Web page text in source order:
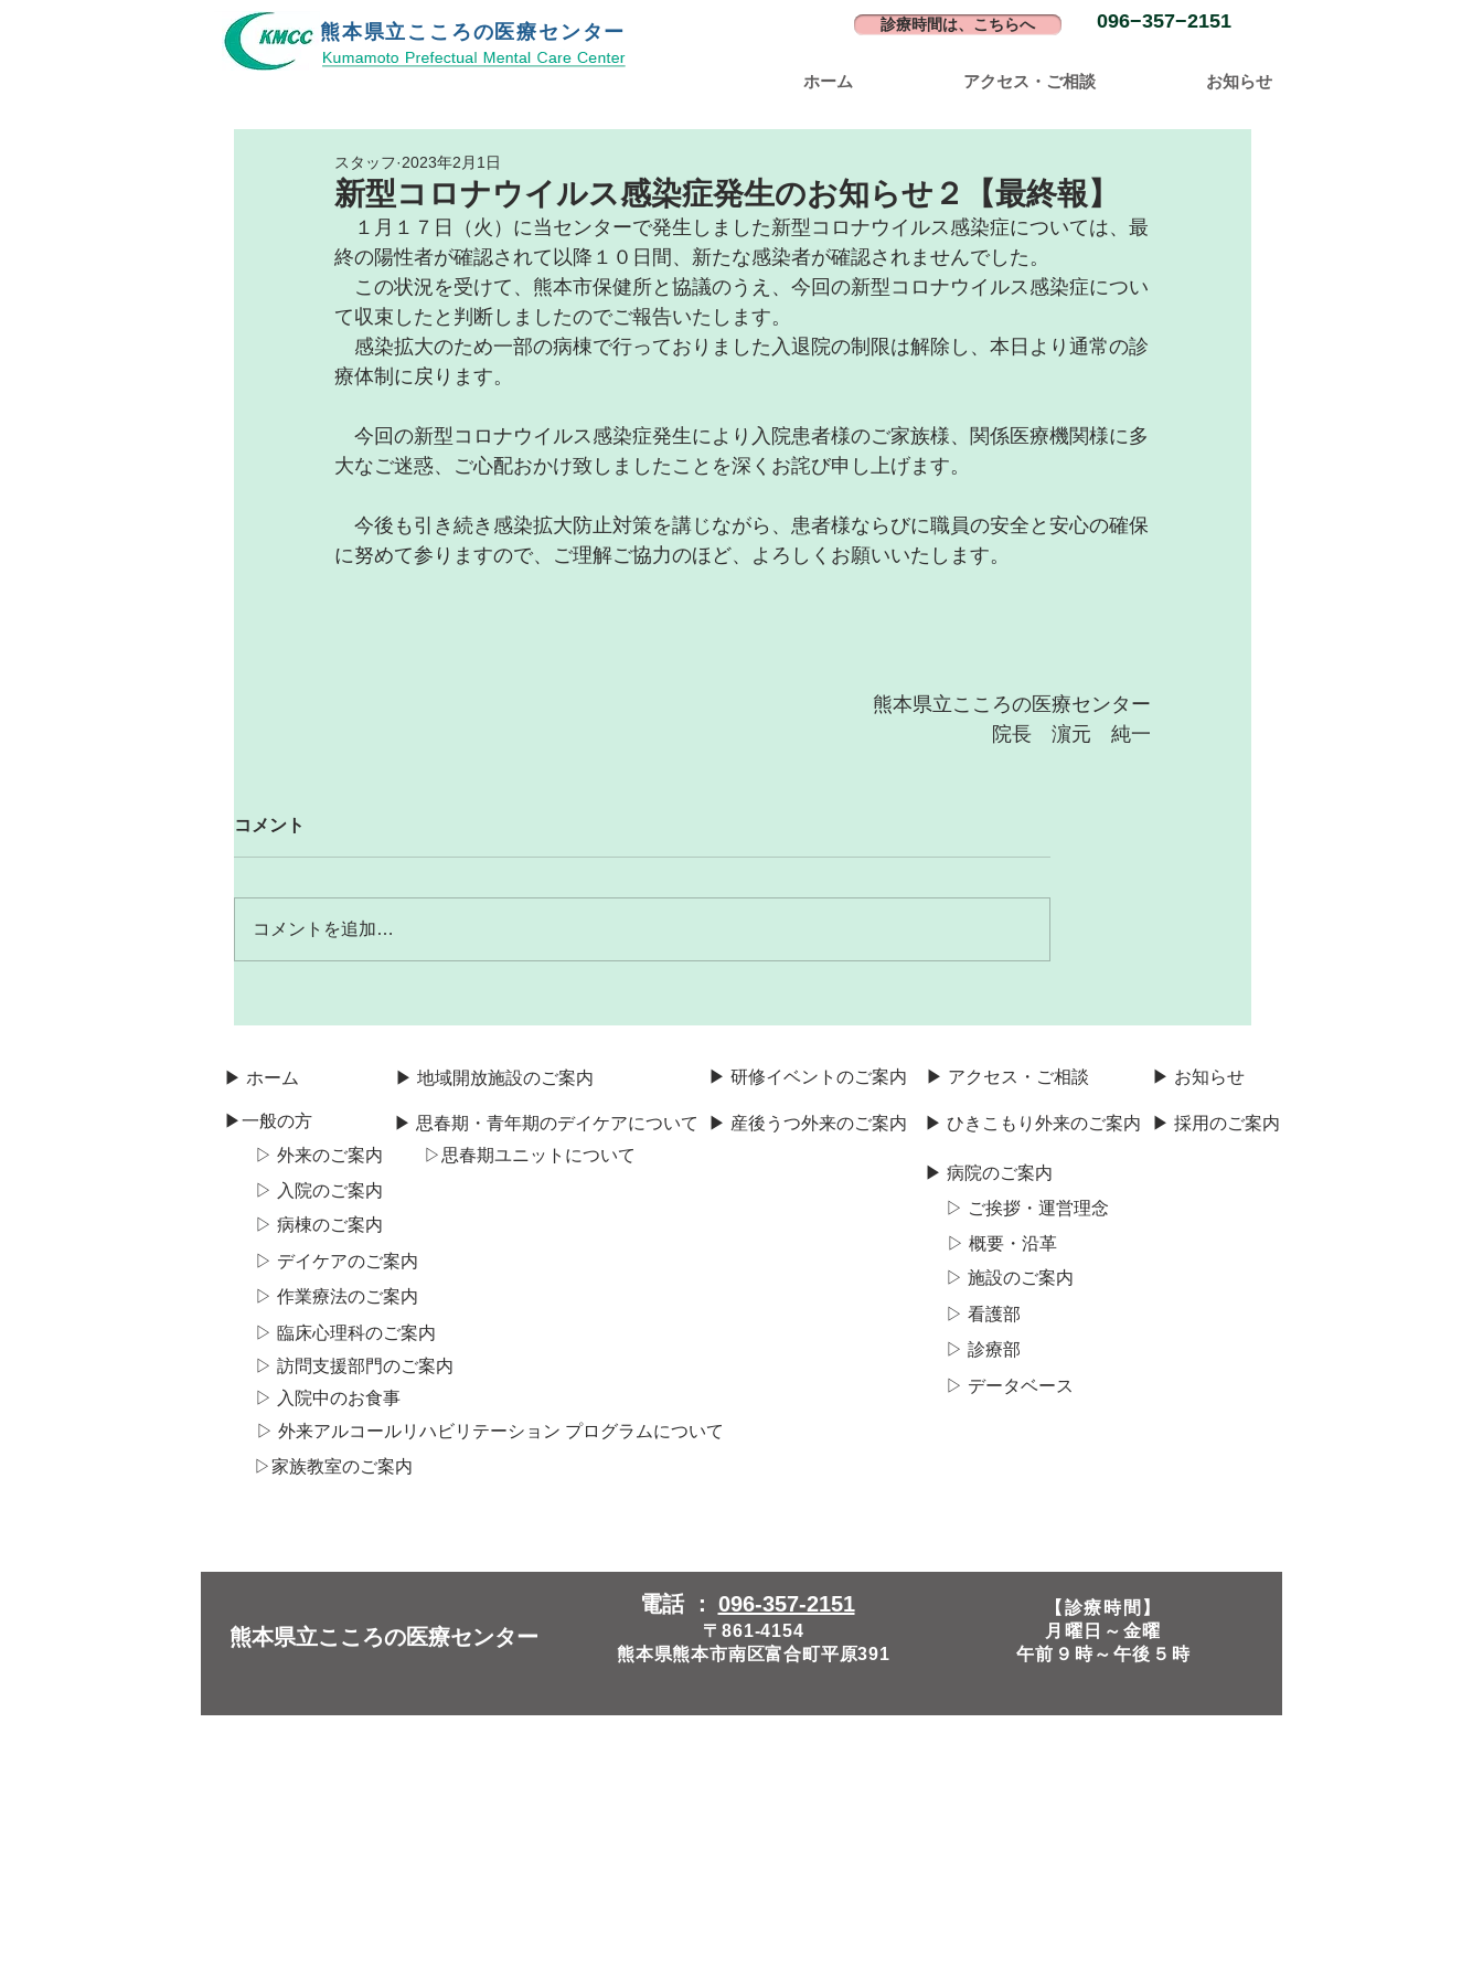
熊本県立​こころの医療センター 診療時間は、こちらへ 096−357−2151
ホーム アクセス・ご相談 お知らせ
新型コロナウイルス感染症発生のお知らせ２【最終報】
スタッフ 2023年2月1日
１月１７日（火）に当センターで発生しました新型コロナウイルス感染症については、最
終の陽性者が確認されて以降１０日間、新たな感染者が確認されませんでした。
この状況を受けて、熊本市保健所と協議のうえ、今回の新型コロナウイルス感染症につい
て収束したと判断しましたのでご報告いたします。
感染拡大のため一部の病棟で行っておりました入退院の制限は解除し、本日より通常の診
療体制に戻ります。
今回の新型コロナウイルス感染症発生により入院患者様のご家族様、関係医療機関様に多
大なご迷惑、ご心配おかけ致しましたことを深くお詫び申し上げます。
今後も引き続き感染拡大防止対策を講じながら、患者様ならびに職員の安全と安心の確保
に努めて参りますので、ご理解ご協力のほど、よろしくお願いいたします。
熊本県立こころの医療センター
院長　濵元　純一
コメント
コメントを追加…
▶ ホーム ▶ 地域開放施設のご案内
▶ 思春期・青年期のデイケアについて
▶一般の方
▷ 外来のご案内
▷ 入院のご案内
▷ 病棟のご案内
▷ デイケアのご案内
▷ 作業療法のご案内
▷ 臨床心理科のご案内
▷ 訪問支援部門のご案内
▷ 入院中のお食事
▶ 研修イベントのご案内
▷ 外来アルコール​リハビリテーション プログラムについて
▷​思春期ユニットについて
▷​家族教室のご案内
▶ 産後うつ外来のご案内
▶ アクセス・ご相談
▶ ひきこもり外来のご案内
▶ 病院のご案内
▷ ご挨拶・運営理念
▷ 概要・沿革
▷ 施設のご案内
▷ 看護部
▷ 診療部
▷ データベース
▶ お知らせ
▶ 採用のご案内
熊本県立こころの医療センター
電話 ： 096-357-2151
〒861-4154
熊本県熊本市南区富合町平原391
【診療時間】
月曜日～金曜​
午前９時～午後５時